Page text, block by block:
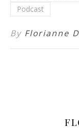
Podcast
By Florianne